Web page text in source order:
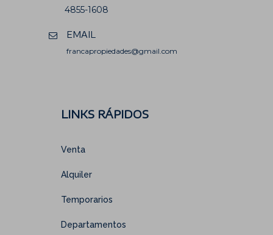
4855-1608
EMAIL
francapropiedades@gmail.com
LINKS RÁPIDOS
Venta
Alquiler
Temporarios
Departamentos